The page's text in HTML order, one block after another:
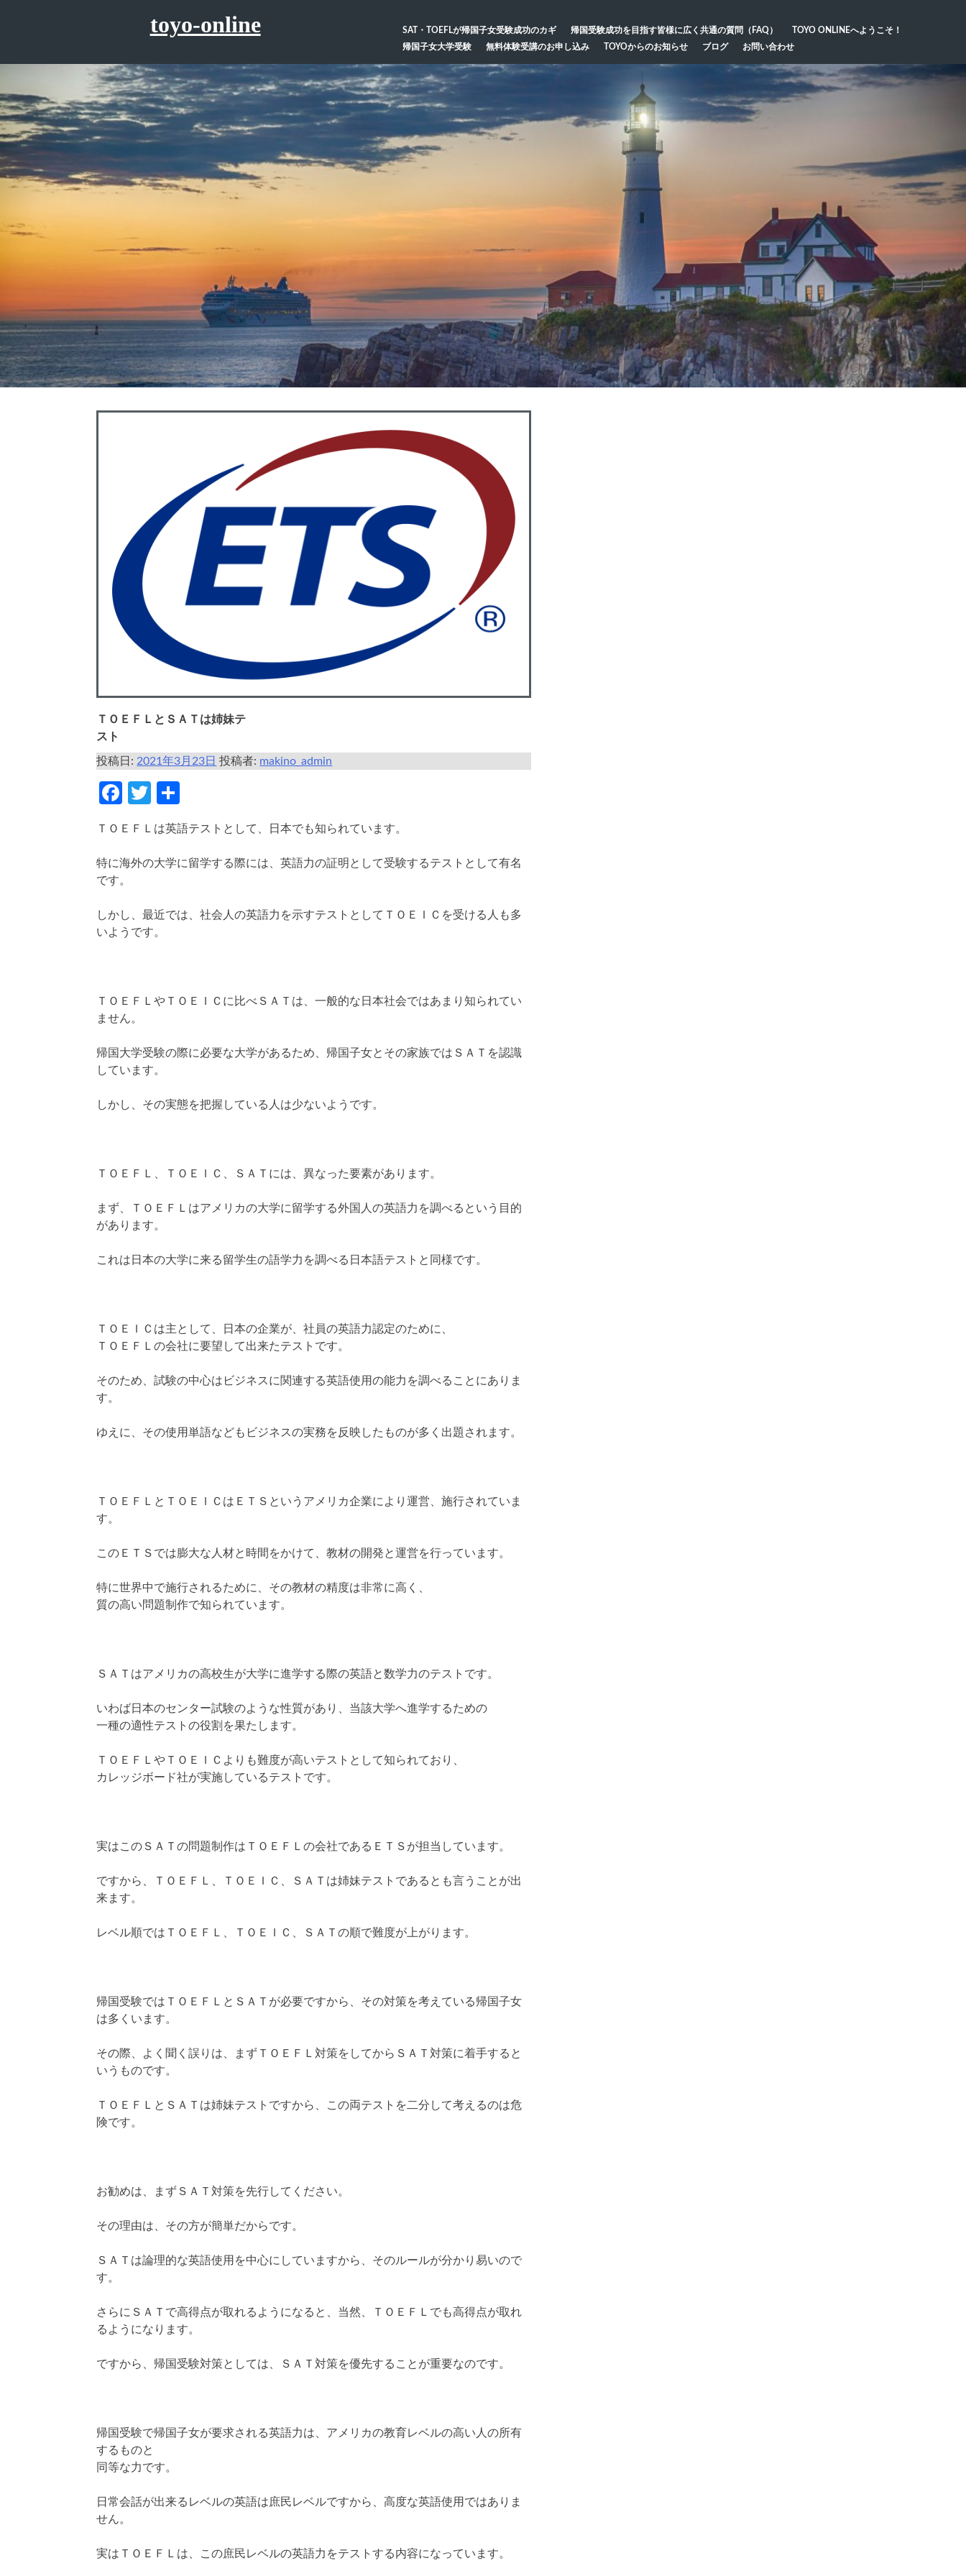
へ
ス
キ
ッ
プ
toyo-online SAT・TOEFLが帰国子女受験成功のカギ 帰国受験成功を目指す皆様に広く共通の質問（FAQ）
TOYO ONLINEへようこそ！
帰国子女大学受験
無料体験受講のお申し込み TOYOからのお知らせ ブログ お問い合わせ
ＴＯＥＦＬとＳＡＴは姉妹テ
スト
投稿日:2021年3月23日 投稿者: makino_admin
Facebook
Twitter
ＴＯＥＦＬは英語テストとして、日本でも知られています。
特に海外の大学に留学する際には、英語力の証明として受験するテストとして有名
です。
しかし、最近では、社会人の英語力を示すテストとしてＴＯＥＩＣを受ける人も多
いようです。
ＴＯＥＦＬやＴＯＥＩＣに比べＳＡＴは、一般的な日本社会ではあまり知られてい
ません。
帰国大学受験の際に必要な大学があるため、帰国子女とその家族ではＳＡＴを認識
しています。
しかし、その実態を把握している人は少ないようです。
ＴＯＥＦＬ、ＴＯＥＩＣ、ＳＡＴには、異なった要素があります。
まず、ＴＯＥＦＬはアメリカの大学に留学する外国人の英語力を調べるという目的
があります。
これは日本の大学に来る留学生の語学力を調べる日本語テストと同様です。
ＴＯＥＩＣは主として、日本の企業が、社員の英語力認定のために、
ＴＯＥＦＬの会社に要望して出来たテストです。
そのため、試験の中心はビジネスに関連する英語使用の能力を調べることにありま
す。
ゆえに、その使用単語などもビジネスの実務を反映したものが多く出題されます。
ＴＯＥＦＬとＴＯＥＩＣはＥＴＳというアメリカ企業により運営、施行されていま
す。
このＥＴＳでは膨大な人材と時間をかけて、教材の開発と運営を行っています。
特に世界中で施行されるために、その教材の精度は非常に高く、
質の高い問題制作で知られています。
ＳＡＴはアメリカの高校生が大学に進学する際の英語と数学力のテストです。
いわば日本のセンター試験のような性質があり、当該大学へ進学するための
一種の適性テストの役割を果たします。
ＴＯＥＦＬやＴＯＥＩＣよりも難度が高いテストとして知られており、
カレッジボード社が実施しているテストです。
実はこのＳＡＴの問題制作はＴＯＥＦＬの会社であるＥＴＳが担当しています。
ですから、ＴＯＥＦＬ、ＴＯＥＩＣ、ＳＡＴは姉妹テストであるとも言うことが出
来ます。
レベル順ではＴＯＥＦＬ、ＴＯＥＩＣ、ＳＡＴの順で難度が上がります。
帰国受験ではＴＯＥＦＬとＳＡＴが必要ですから、その対策を考えている帰国子女
は多くいます。
その際、よく聞く誤りは、まずＴＯＥＦＬ対策をしてからＳＡＴ対策に着手すると
いうものです。
ＴＯＥＦＬとＳＡＴは姉妹テストですから、この両テストを二分して考えるのは危
険です。
お勧めは、まずＳＡＴ対策を先行してください。
その理由は、その方が簡単だからです。
ＳＡＴは論理的な英語使用を中心にしていますから、そのルールが分かり易いので
す。
さらにＳＡＴで高得点が取れるようになると、当然、ＴＯＥＦＬでも高得点が取れ
るようになります。
ですから、帰国受験対策としては、ＳＡＴ対策を優先することが重要なのです。
帰国受験で帰国子女が要求される英語力は、アメリカの教育レベルの高い人の所有
するものと
同等な力です。
日常会話が出来るレベルの英語は庶民レベルですから、高度な英語使用ではありま
せん。
実はＴＯＥＦＬは、この庶民レベルの英語力をテストする内容になっています。